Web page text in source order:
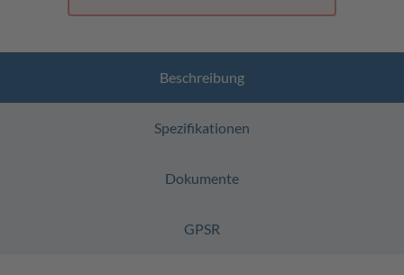
Beschreibung
Spezifikationen
Dokumente
GPSR